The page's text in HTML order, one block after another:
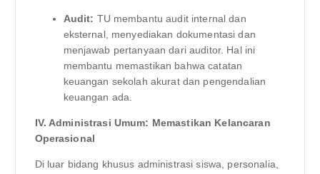
Audit: TU membantu audit internal dan
eksternal, menyediakan dokumentasi dan
menjawab pertanyaan dari auditor. Hal ini
membantu memastikan bahwa catatan
keuangan sekolah akurat dan pengendalian
keuangan ada.
IV. Administrasi Umum: Memastikan Kelancaran
Operasional
Di luar bidang khusus administrasi siswa, personalia,